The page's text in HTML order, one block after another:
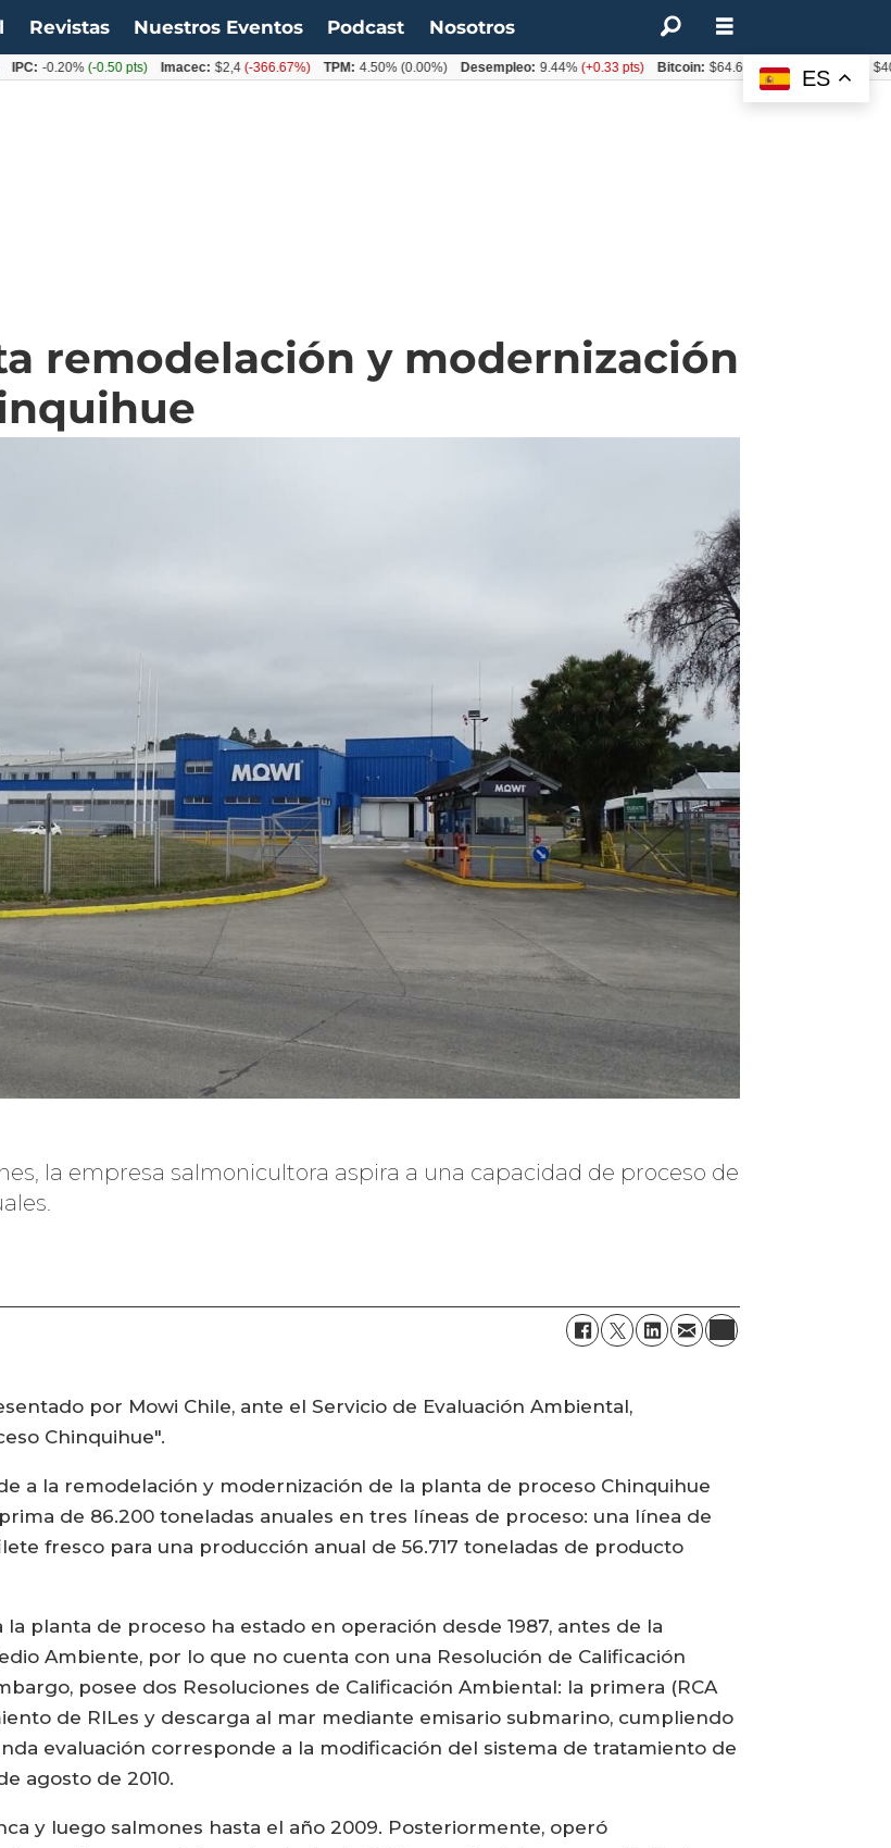
Revistas Nuestros Eventos Podcast Nosotros
remodelación y modernización
la empresa salmonicultora aspira a una capacidad de proceso de
por Mowi Chile, ante el Servicio de Evaluación Ambiental,
Chinquihue".
a la remodelación y modernización de la planta de proceso Chinquihue
de 86.200 toneladas anuales en tres líneas de proceso: una línea de
fresco para una producción anual de 56.717 toneladas de producto
planta de proceso ha estado en operación desde 1987, antes de la
Ambiente, por lo que no cuenta con una Resolución de Calificación
posee dos Resoluciones de Calificación Ambiental: la primera (RCA
de RILes y descarga al mar mediante emisario submarino, cumpliendo
evaluación corresponde a la modificación del sistema de tratamiento de
agosto de 2010.
y luego salmones hasta el año 2009. Posteriormente, operó
ES
-0.20%(-0.50 pts) Imacec: $2,4(-366.67%) TPM: 4.50%(0.00%) Desempleo: 9.44%(+0.33 pts) Bitcoin: $64.600,08(+2.93%)